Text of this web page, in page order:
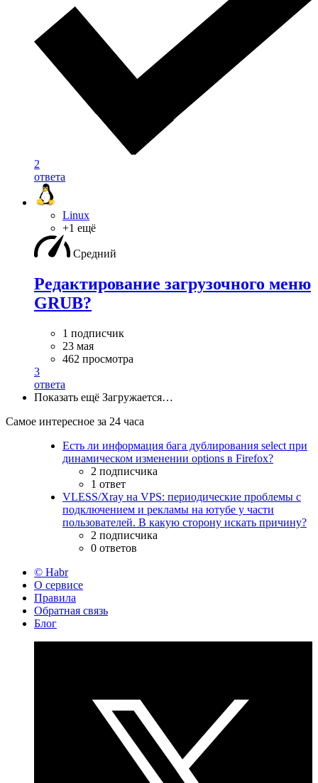
2
ответа
Linux
+1 ещё
Средний
Редактирование загрузочного меню
GRUB?
1 подписчик
23 мая
462 просмотра
3
ответа
Показать ещё Загружается…
Самое интересное за 24 часа
Есть ли информация бага дублирования select при
динамическом изменении options в Firefox?
2 подписчика
1 ответ
VLESS/Xray на VPS: периодические проблемы с
подключением и рекламы на ютубе у части
пользователей. В какую сторону искать причину?
2 подписчика
0 ответов
© Habr
О сервисе
Правила
Обратная связь
Блог